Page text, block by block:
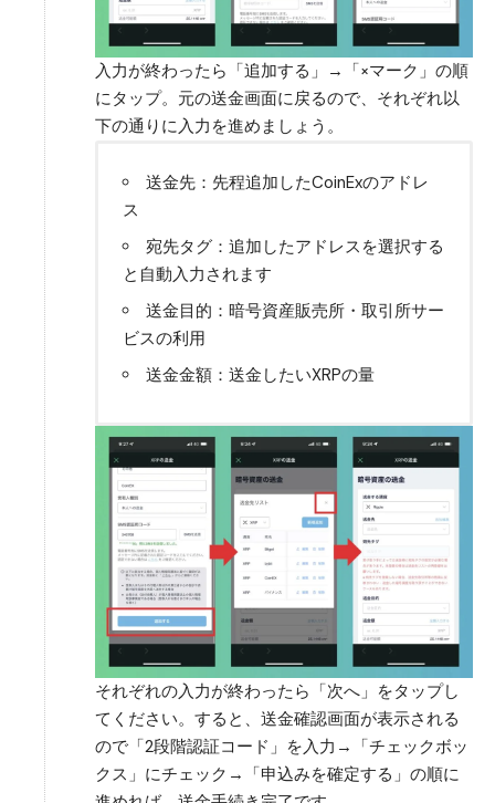
入力が終わったら「追加する」→「×マーク」の順
にタップ。元の送金画面に戻るので、それぞれ以
下の通りに入力を進めましょう。
送金先：先程追加したCoinExのアドレ
ス
宛先タグ：追加したアドレスを選択する
と自動入力されます
送金目的：暗号資産販売所・取引所サー
ビスの利用
送金金額：送金したいXRPの量
それぞれの入力が終わったら「次へ」をタップし
てください。すると、送金確認画面が表示される
ので「2段階認証コード」を入力→「チェックボッ
クス」にチェック→「申込みを確定する」の順に